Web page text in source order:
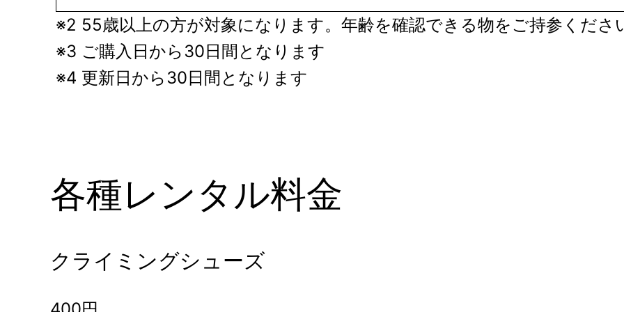
※2 55歳以上の方が対象になります。年齢を確認できる物をご持参くださ
※3 ご購入日から30日間となります
※4 更新日から30日間となります
各種レンタル料金
クライミングシューズ